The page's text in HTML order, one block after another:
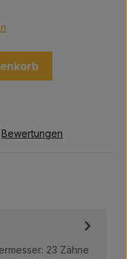
Bewertungen
23 Zähne